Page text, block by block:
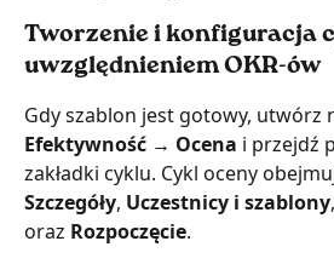
Tworzenie i konfiguracja
uwzględnieniem OKR-ów
Gdy szablon jest gotowy, utwórz
Efektywność → Ocena i przejdź
zakładki cyklu. Cykl oceny
Szczegóły, Uczestnicy i szablony,
oraz Rozpoczęcie.